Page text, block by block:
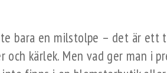
bara en milstolpe – det är
och kärlek. Men vad ger man i